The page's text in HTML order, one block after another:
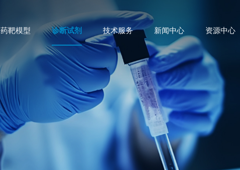
药靶模型 诊断试剂 技术服务 新闻中心 资源中心